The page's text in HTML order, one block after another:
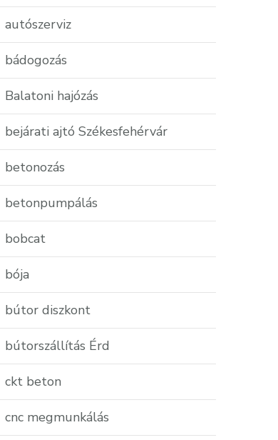
autószerviz
bádogozás
Balatoni hajózás
bejárati ajtó Székesfehérvár
betonozás
betonpumpálás
bobcat
bója
bútor diszkont
bútorszállítás Érd
ckt beton
cnc megmunkálás